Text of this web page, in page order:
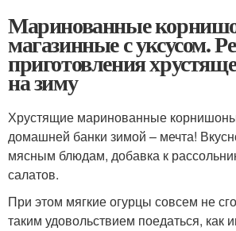
Маринованные
магазинные с уксусом.
приготовления
на зиму
Хрустящие маринованные корнишоны
домашней банки зимой – мечта!
мясным блюдам, добавка к
салатов.
При этом мягкие огурцы совсем не
таким удовольствием поедаться, как